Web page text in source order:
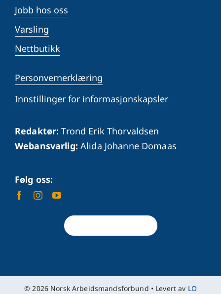
Jobb hos oss
Varsling
Nettbutikk
Personvernerklæring
Innstillinger for informasjonskapsler
Redaktør: Trond Erik Thorvaldsen
Webansvarlig: Alida Johanne Domaas
Følg oss:
© 2026 Norsk Arbeidsmandsforbund • Levert av LO